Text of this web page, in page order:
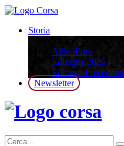
Storia
Albo d’oro
Edizione 2026
Edizioni Precedenti
Newsletter